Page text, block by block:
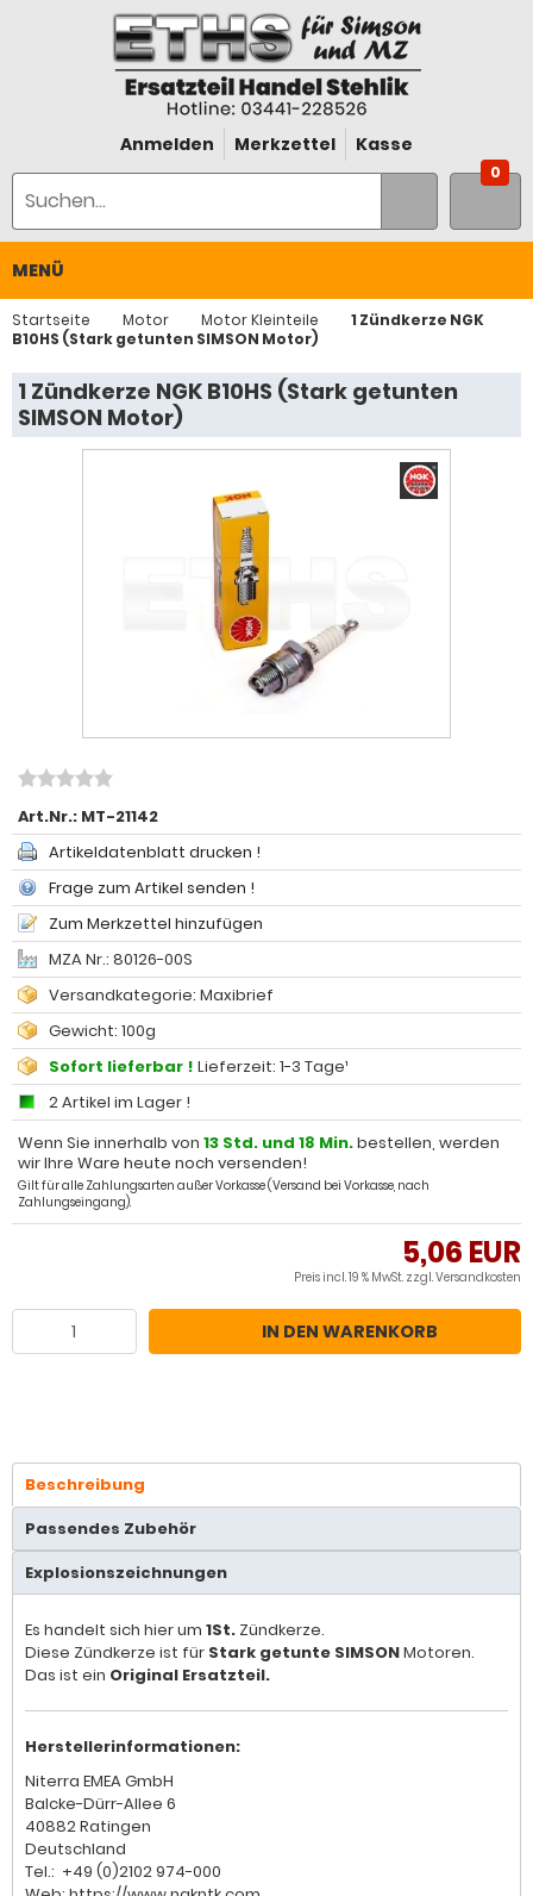
Anmelden Merkzettel Kasse
0
MENÜ
Startseite Motor Motor Kleinteile
1 Zündkerze NGK
B10HS (Stark getunten SIMSON Motor)
1 Zündkerze NGK B10HS (Stark getunten
SIMSON Motor)
Art.Nr.: MT-21142
Artikeldatenblatt drucken !
Frage zum Artikel senden !
Zum Merkzettel hinzufügen
MZA Nr.: 80126-00S
Versandkategorie: Maxibrief
Gewicht: 100g
Sofort lieferbar ! Lieferzeit: 1-3 Tage¹
2 Artikel im Lager !
Wenn Sie innerhalb von 13 Std. und 18 Min.bestellen, werden
wir Ihre Ware heute noch versenden!
Gilt für alle Zahlungsarten außer Vorkasse (Versand bei Vorkasse, nach
Zahlungseingang).
5,06 EUR
Preis incl. 19 % MwSt. zzgl.Versandkosten
IN DEN WARENKORB
Beschreibung
Passendes Zubehör
Explosionszeichnungen
Es handelt sich hier um 1St. Zündkerze.
Diese Zündkerze ist für Stark getunte SIMSONMotoren.
Das ist ein Original Ersatzteil.
Herstellerinformationen:
Niterra EMEA GmbH
Balcke-Dürr-Allee 6
40882 Ratingen
Deutschland
Tel.: +49 (0)2102 974-000